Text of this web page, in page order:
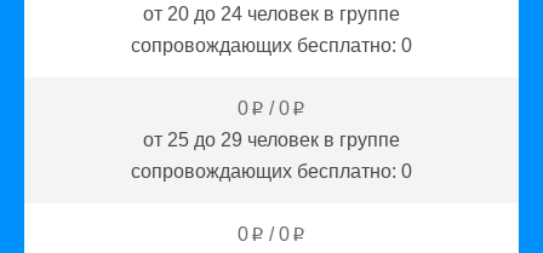
от 20 до 24 человек в группе
сопровождающих бесплатно: 0
0 p /0 p
от 25 до 29 человек в группе
сопровождающих бесплатно: 0
0 p /0 p